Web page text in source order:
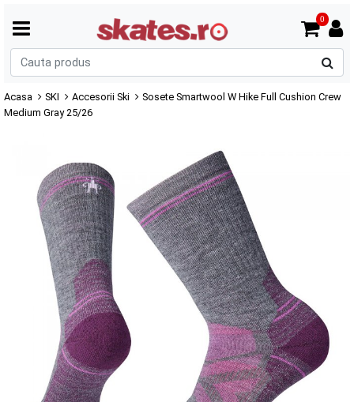
0
Acasa SKI Accesorii Ski
Sosete Smartwool W Hike Full Cushion Crew
Medium Gray 25/26